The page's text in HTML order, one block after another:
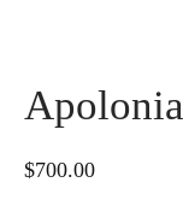
Apolonia
$700.00